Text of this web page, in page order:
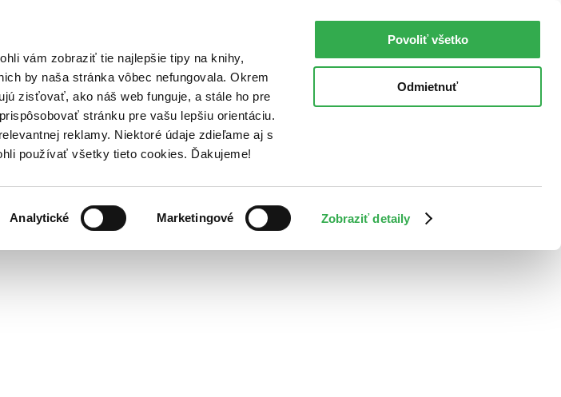
vám zobraziť tie najlepšie tipy na knihy,
by naša stránka vôbec nefungovala. Okrem
zisťovať, ako náš web funguje, a stále ho pre
stránku pre vašu lepšiu orientáciu.
reklamy. Niektoré údaje zdieľame aj s
používať všetky tieto cookies. Ďakujeme!
Analytické Marketingové Zobraziť detaily
Povoliť všetko
Odmietnuť